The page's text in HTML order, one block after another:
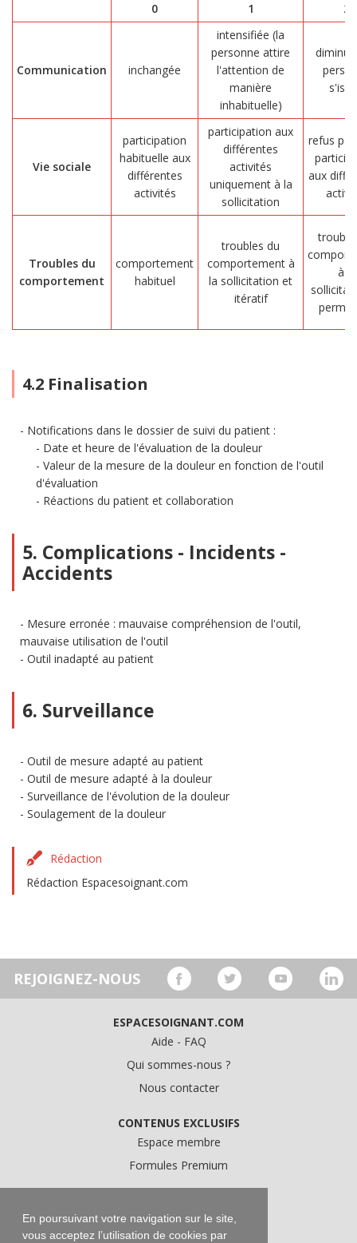
En poursuivant votre navigation sur le site,
vous acceptez l’utilisation de cookies par
0
1 2
Communication inchangée
intensifiée (la
personne attire
l'attention de
manière
inhabituelle)
Vie sociale
participation
habituelle aux
différentes
activités
participation aux
différentes
activités
uniquement à la
sollicitation
refus
aux
Troubles du
comportement
comportement
habituel
troubles du
comportement à
la sollicitation et
itératif
à la
4.2 Finalisation
Notifications dans le dossier de suivi du patient :
Date et heure de l'évaluation de la douleur
Valeur de la mesure de la douleur en fonction de l'outil
d'évaluation
Réactions du patient et collaboration
5. Complications - Incidents -
Accidents
Mesure erronée : mauvaise compréhension de l'outil,
mauvaise utilisation de l'outil
Outil inadapté au patient
6. Surveillance
Outil de mesure adapté au patient
Outil de mesure adapté à la douleur
Surveillance de l'évolution de la douleur
Soulagement de la douleur
Rédaction
Rédaction Espacesoignant.com
REJOIGNEZ-NOUS
ESPACESOIGNANT.COM
Aide - FAQ
Qui sommes-nous ?
Nous contacter
CONTENUS EXCLUSIFS
Espace membre
Formules Premium
Conditions Générales d'Utilisation